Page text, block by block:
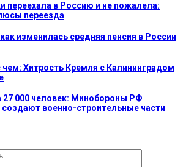
переехала в Россию и не пожалела:
переезда
изменилась средняя пенсия в России
чем: Хитрость Кремля с Калининградом
27 000 человек: Минобороны РФ
военно-строительные части